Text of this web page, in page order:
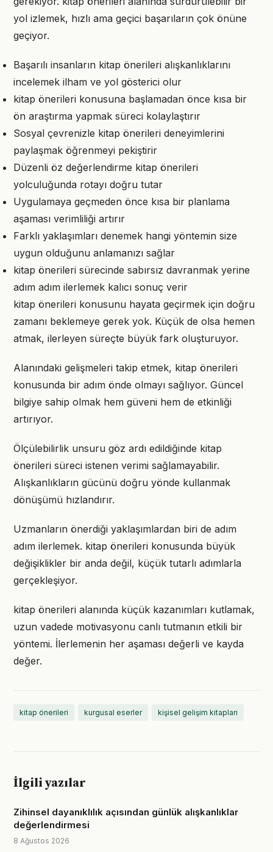
yol izlemek, hızlı ama geçici başarıların çok önüne
geçiyor.
Başarılı insanların kitap önerileri alışkanlıklarını
incelemek ilham ve yol gösterici olur
kitap önerileri konusuna başlamadan önce kısa bir
ön araştırma yapmak süreci kolaylaştırır
Sosyal çevrenizle kitap önerileri deneyimlerini
paylaşmak öğrenmeyi pekiştirir
Düzenli öz değerlendirme kitap önerileri
yolculuğunda rotayı doğru tutar
Uygulamaya geçmeden önce kısa bir planlama
aşaması verimliliği artırır
Farklı yaklaşımları denemek hangi yöntemin size
uygun olduğunu anlamanızı sağlar
kitap önerileri sürecinde sabırsız davranmak yerine
adım adım ilerlemek kalıcı sonuç verir
kitap önerileri konusunu hayata geçirmek için doğru
zamanı beklemeye gerek yok. Küçük de olsa hemen
atmak, ilerleyen süreçte büyük fark oluşturuyor.
Alanındaki gelişmeleri takip etmek, kitap önerileri
konusunda bir adım önde olmayı sağlıyor. Güncel
bilgiye sahip olmak hem güveni hem de etkinliği
artırıyor.
Ölçülebilirlik unsuru göz ardı edildiğinde kitap
önerileri süreci istenen verimi sağlamayabilir.
Alışkanlıkların gücünü doğru yönde kullanmak
dönüşümü hızlandırır.
Uzmanların önerdiği yaklaşımlardan biri de adım
adım ilerlemek. kitap önerileri konusunda büyük
değişiklikler bir anda değil, küçük tutarlı adımlarla
gerçekleşiyor.
kitap önerileri alanında küçük kazanımları kutlamak,
uzun vadede motivasyonu canlı tutmanın etkili bir
yöntemi. İlerlemenin her aşaması değerli ve kayda
değer.
kitap önerileri kurgusal eserler kişisel gelişim kitapları
İlgili yazılar
Zihinsel dayanıklılık açısından günlük alışkanlıklar
değerlendirmesi
8 Ağustos 2026